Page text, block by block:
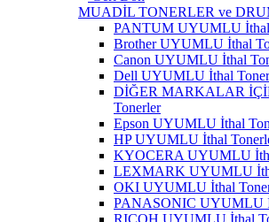
MUADİL TONERLER ve
PANTUM UYUMLU İthal
Brother UYUMLU İthal
Canon UYUMLU İthal
Dell UYUMLU İthal
DİĞER MARKALAR
Tonerler
Epson UYUMLU İthal
HP UYUMLU İthal
KYOCERA UYUMLU
LEXMARK UYUMLU
OKI UYUMLU İthal
PANASONIC UYUMLU